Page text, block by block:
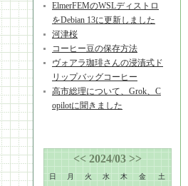
ElmerFEMのWSLディストロ
をDebian 13に更新しました
河津桜
コーヒー豆の保存方法
ヴォアラ珈琲さんの浸漬式ド
リップバッグコーヒー
高市総理について、Grok、C
opilotに聞きました
<< 2024/03 >>
日 月 火 水 木 金 土